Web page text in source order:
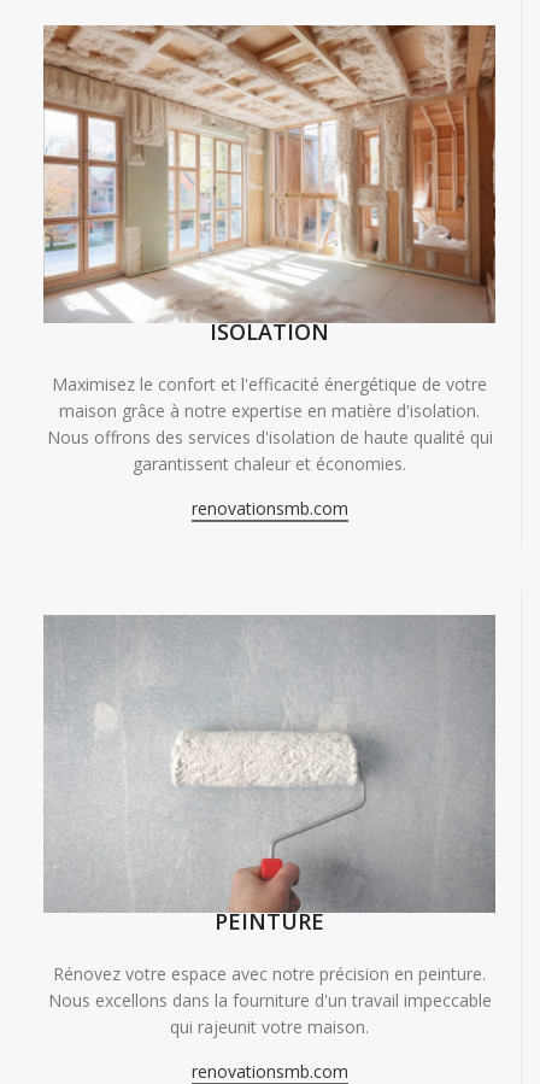
ISOLATION
Maximisez le confort et l'efficacité énergétique de votre
maison grâce à notre expertise en matière d'isolation.
Nous offrons des services d'isolation de haute qualité qui
garantissent chaleur et économies.
renovationsmb.com
PEINTURE
Rénovez votre espace avec notre précision en peinture.
Nous excellons dans la fourniture d'un travail impeccable
qui rajeunit votre maison.
renovationsmb.com